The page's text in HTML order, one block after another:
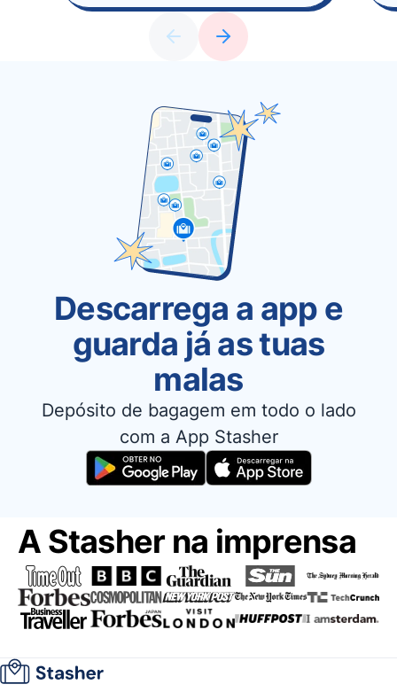
Descarrega a app e
guarda já as tuas
malas
Depósito de bagagem em todo o lado
com a App Stasher
A Stasher na imprensa